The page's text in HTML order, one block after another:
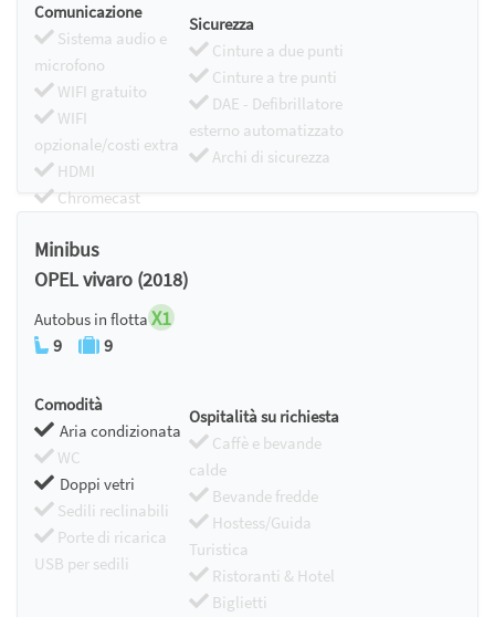
Comunicazione
Sistema audio e
microfono
WIFI gratuito
WIFI
opzionale/costi extra
HDMI
Chromecast
Sicurezza
Cinture a due punti
Cinture a tre punti
DAE - Defibrillatore
esterno automatizzato
Archi di sicurezza
Minibus
OPEL vivaro (2018)
Autobus in flotta X1
9 9
Comodità
Aria condizionata
WC
Doppi vetri
Sedili reclinabili
Porte di ricarica
USB per sedili
Ospitalità su richiesta
Caffè e bevande
calde
Bevande fredde
Hostess/Guida
Turistica
Ristoranti & Hotel
Biglietti